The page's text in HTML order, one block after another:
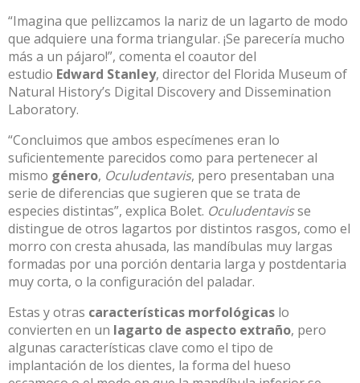
“Imagina que pellizcamos la nariz de un lagarto de modo
que adquiere una forma triangular. ¡Se parecería mucho
más a un pájaro!”, comenta el coautor del
estudio Edward Stanley, director del Florida Museum of
Natural History’s Digital Discovery and Dissemination
Laboratory.
“Concluimos que ambos especímenes eran lo
suficientemente parecidos como para pertenecer al
mismo género, Oculudentavis, pero presentaban una
serie de diferencias que sugieren que se trata de
especies distintas”, explica Bolet. Oculudentavisse
distingue de otros lagartos por distintos rasgos, como el
morro con cresta ahusada, las mandíbulas muy largas
formadas por una porción dentaria larga y postdentaria
muy corta, o la configuración del paladar.
Estas y otras características morfológicas lo
convierten en un lagarto de aspecto extraño, pero
algunas características clave como el tipo de
implantación de los dientes, la forma del hueso